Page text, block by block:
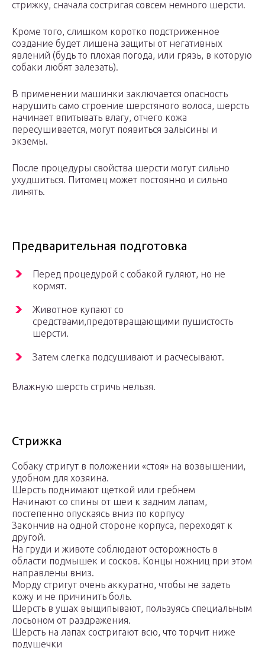
стрижку, сначала состригая совсем немного шерсти.
Кроме того, слишком коротко подстриженное
создание будет лишена защиты от негативных
явлений (будь то плохая погода, или грязь, в которую
собаки любят залезать).
В применении машинки заключается опасность
нарушить само строение шерстяного волоса, шерсть
начинает впитывать влагу, отчего кожа
пересушивается, могут появиться залысины и
экземы.
После процедуры свойства шерсти могут сильно
ухудшиться. Питомец может постоянно и сильно
линять.
Предварительная подготовка
Перед процедурой с собакой гуляют, но не
кормят.
Животное купают со
средствами,предотвращающими пушистость
шерсти.
Затем слегка подсушивают и расчесывают.
Влажную шерсть стричь нельзя.
Стрижка
Собаку стригут в положении «стоя» на возвышении,
удобном для хозяина.
Шерсть поднимают щеткой или гребнем
Начинают со спины от шеи к задним лапам,
постепенно опускаясь вниз по корпусу
Закончив на одной стороне корпуса, переходят к
другой.
На груди и животе соблюдают осторожность в
области подмышек и сосков. Концы ножниц при этом
направлены вниз.
Морду стригут очень аккуратно, чтобы не задеть
кожу и не причинить боль.
Шерсть в ушах выщипывают, пользуясь специальным
лосьоном от раздражения.
Шерсть на лапах состригают всю, что торчит ниже
подушечки